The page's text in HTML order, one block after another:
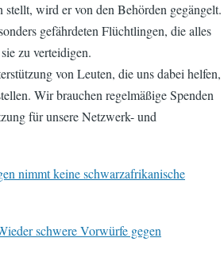
stellt, wird er von den Behörden gegängelt.
gefährdeten Flüchtlingen, die alles
zu verteidigen.
von Leuten, die uns dabei helfen,
Wir brauchen regelmäßige Spenden
für unsere Netzwerk- und
nimmt keine schwarzafrikanische
schwere Vorwürfe gegen